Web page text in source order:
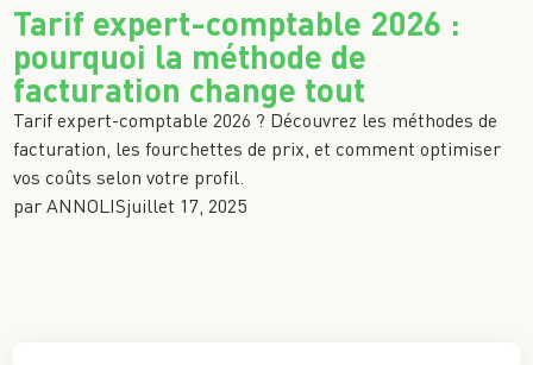
Tarif expert-comptable 2026 :
pourquoi la méthode de
facturation change tout
Tarif expert-comptable 2026 ? Découvrez les méthodes de
facturation, les fourchettes de prix, et comment optimiser
vos coûts selon votre profil.
par ANNOLISjuillet 17, 2025